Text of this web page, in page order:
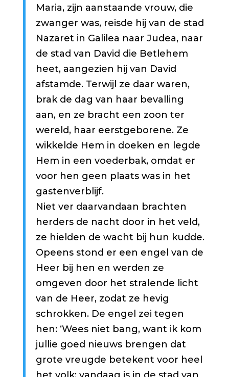
Maria, zijn aanstaande vrouw, die
zwanger was, reisde hij van de stad
Nazaret in Galilea naar Judea, naar
de stad van David die Betlehem
heet, aangezien hij van David
afstamde. Terwijl ze daar waren,
brak de dag van haar bevalling
aan, en ze bracht een zoon ter
wereld, haar eerstgeborene. Ze
wikkelde Hem in doeken en legde
Hem in een voederbak, omdat er
voor hen geen plaats was in het
gastenverblijf.
Niet ver daarvandaan brachten
herders de nacht door in het veld,
ze hielden de wacht bij hun kudde.
Opeens stond er een engel van de
Heer bij hen en werden ze
omgeven door het stralende licht
van de Heer, zodat ze hevig
schrokken. De engel zei tegen
hen: ‘Wees niet bang, want ik kom
jullie goed nieuws brengen dat
grote vreugde betekent voor heel